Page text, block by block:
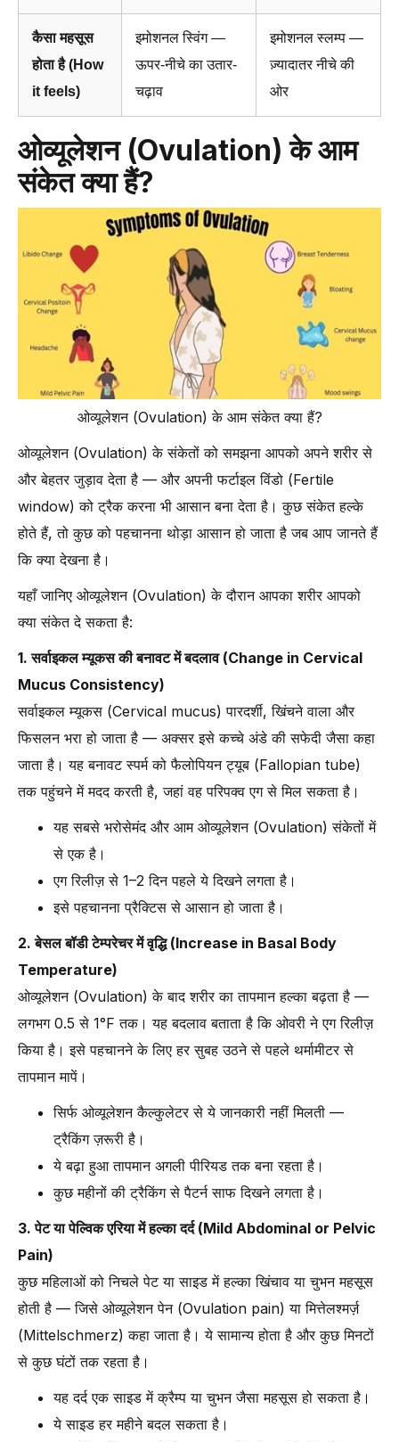
कैसा महसूस
होता है (How
it feels)
इमोशनल स्विंग —
ऊपर-नीचे का उतार-
चढ़ाव
इमोशनल स्लम्प —
ज़्यादातर नीचे की
ओर
ओव्यूलेशन (Ovulation) के आम
संकेत क्या हैं?
ओव्यूलेशन (Ovulation) के आम संकेत क्या हैं?
ओव्यूलेशन (Ovulation) के संकेतों को समझना आपको अपने शरीर से
और बेहतर जुड़ाव देता है — और अपनी फर्टाइल विंडो (Fertile
window) को ट्रैक करना भी आसान बना देता है। कुछ संकेत हल्के
होते हैं, तो कुछ को पहचानना थोड़ा आसान हो जाता है जब आप जानते हैं
कि क्या देखना है।
यहाँ जानिए ओव्यूलेशन (Ovulation) के दौरान आपका शरीर आपको
क्या संकेत दे सकता है:
1. सर्वाइकल म्यूकस की बनावट में बदलाव (Change in Cervical
Mucus Consistency)
सर्वाइकल म्यूकस (Cervical mucus) पारदर्शी, खिंचने वाला और
फिसलन भरा हो जाता है — अक्सर इसे कच्चे अंडे की सफेदी जैसा कहा
जाता है। यह बनावट स्पर्म को फैलोपियन ट्यूब (Fallopian tube)
तक पहुंचने में मदद करती है, जहां वह परिपक्व एग से मिल सकता है।
यह सबसे भरोसेमंद और आम ओव्यूलेशन (Ovulation) संकेतों में
से एक है।
एग रिलीज़ से 1–2 दिन पहले ये दिखने लगता है।
इसे पहचानना प्रैक्टिस से आसान हो जाता है।
2. बेसल बॉडी टेम्परेचर में वृद्धि (Increase in Basal Body
Temperature)
ओव्यूलेशन (Ovulation) के बाद शरीर का तापमान हल्का बढ़ता है —
लगभग 0.5 से 1°F तक। यह बदलाव बताता है कि ओवरी ने एग रिलीज़
किया है। इसे पहचानने के लिए हर सुबह उठने से पहले थर्मामीटर से
तापमान मापें।
सिर्फ ओव्यूलेशन कैल्कुलेटर से ये जानकारी नहीं मिलती —
ट्रैकिंग ज़रूरी है।
ये बढ़ा हुआ तापमान अगली पीरियड तक बना रहता है।
कुछ महीनों की ट्रैकिंग से पैटर्न साफ दिखने लगता है।
3. पेट या पेल्विक एरिया में हल्का दर्द (Mild Abdominal or Pelvic
Pain)
कुछ महिलाओं को निचले पेट या साइड में हल्का खिंचाव या चुभन महसूस
होती है — जिसे ओव्यूलेशन पेन (Ovulation pain) या मित्तेलश्मर्ज़
(Mittelschmerz) कहा जाता है। ये सामान्य होता है और कुछ मिनटों
से कुछ घंटों तक रहता है।
यह दर्द एक साइड में क्रैम्प या चुभन जैसा महसूस हो सकता है।
ये साइड हर महीने बदल सकता है।